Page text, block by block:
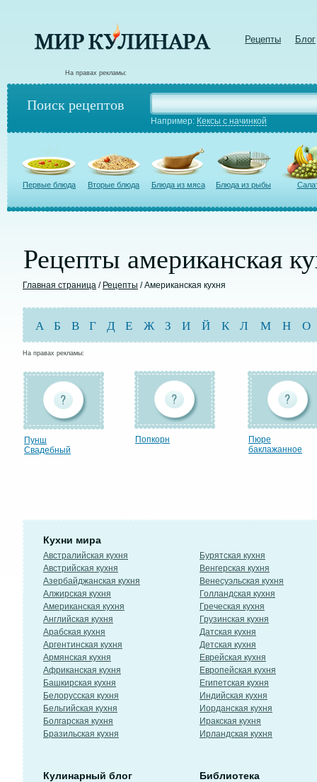
Рецепты Блог
На правах рекламы:
Поиск рецептов
Например: Кексы с начинкой
Первые блюда Вторые блюда Блюда из мяса Блюда из рыбы
Рецепты американская
Главная страница / Рецепты / Американская кухня
А Б В Г Д Е Ж З И Й К Л М Н О
На правах рекламы:
Пунш
Свадебный
Попкорн
Пюре
баклажанное
Кухни мира
Австралийская кухня
Австрийская кухня
Азербайджанская кухня
Алжирская кухня
Американская кухня
Английская кухня
Арабская кухня
Аргентинская кухня
Армянская кухня
Африканская кухня
Башкирская кухня
Белорусская кухня
Бельгийская кухня
Болгарская кухня
Бразильская кухня
Бурятская кухня
Венгерская кухня
Венесуэльская кухня
Голландская кухня
Греческая кухня
Грузинская кухня
Датская кухня
Детская кухня
Еврейская кухня
Европейская кухня
Египетская кухня
Индийская кухня
Иорданская кухня
Иракская кухня
Ирландская кухня
Кулинарный блог Библиотека